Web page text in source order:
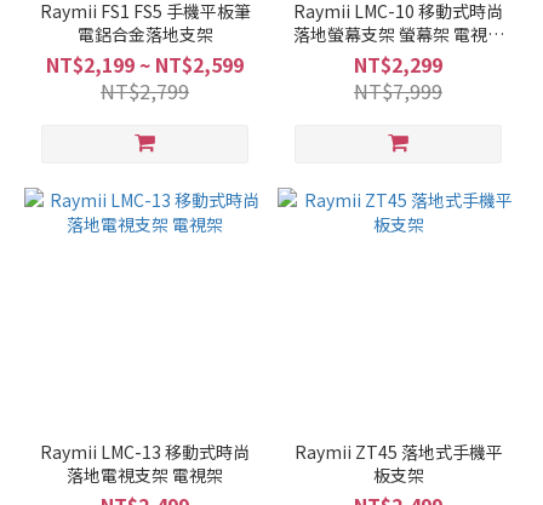
Raymii FS1 FS5 手機平板筆
電鋁合金落地支架
NT$2,199 ~ NT$2,599
NT$2,799
Raymii LMC-10 移動式時尚
落地螢幕支架 螢幕架 電視架
落地架 直播架
NT$2,299
NT$7,999
Raymii LMC-13 移動式時尚
落地電視支架 電視架
Raymii ZT45 落地式手機平
板支架